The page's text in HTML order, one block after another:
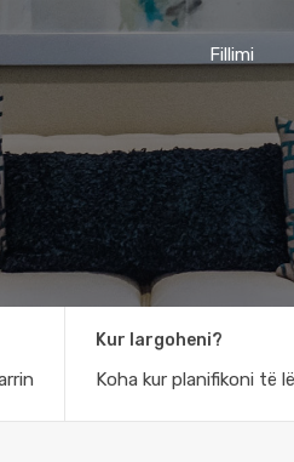
Fillimi
Kur largoheni?